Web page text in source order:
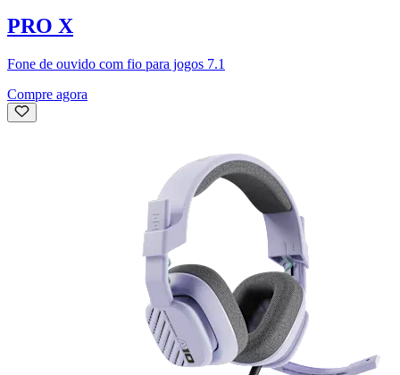
PRO X
Fone de ouvido com fio para jogos 7.1
Compre agora